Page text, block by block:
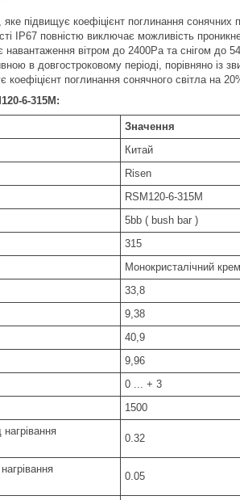
підвищує коефіцієнт поглинання сонячних
ІР67 повністю виключає можливість
вітром до 2400Ра та снігом до
в довгостроковому періоді, порівняно із
коефіцієнт поглинання сонячного світла на
6-315M:
Значення
Китай
Risen
RSM120-6-315M
5bb ( bush bar )
315
Монокристалічний
33,8
9,38
40,9
9,96
0 ... + 3
1500
нагрівання
0.32
0.05